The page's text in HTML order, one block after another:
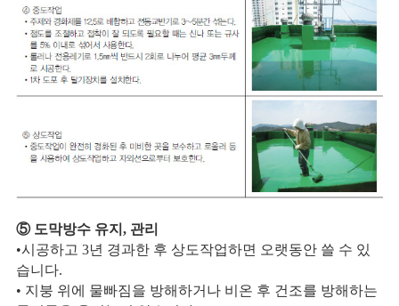
⑤ 도막방수 유지, 관리
•시공하고 3년 경과한 후 상도작업하면 오랫동안 쓸 수 있
습니다.
• 지붕 위에 물빠짐을 방해하거나 비온 후 건조를 방해하는